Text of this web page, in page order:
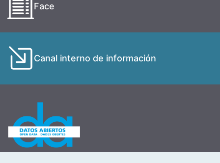
Face
Canal interno de información